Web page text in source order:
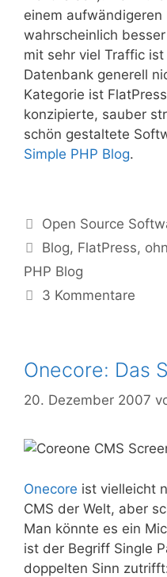
einem aufwändigeren
wahrscheinlich
mit sehr viel Traffic
Datenbank generell
Kategorie ist
konzipierte, sauber
schön gestaltete
Simple PHP Blog.
Kategorien
Open Source
Tags
Blog, FlatPress,
PHP Blog
3 Kommentare
Onecore: Das
20. Dezember 2007
Onecore ist vielleicht
CMS der Welt, aber
Man könnte es ein
ist der Begriff Single
doppelten Sinn